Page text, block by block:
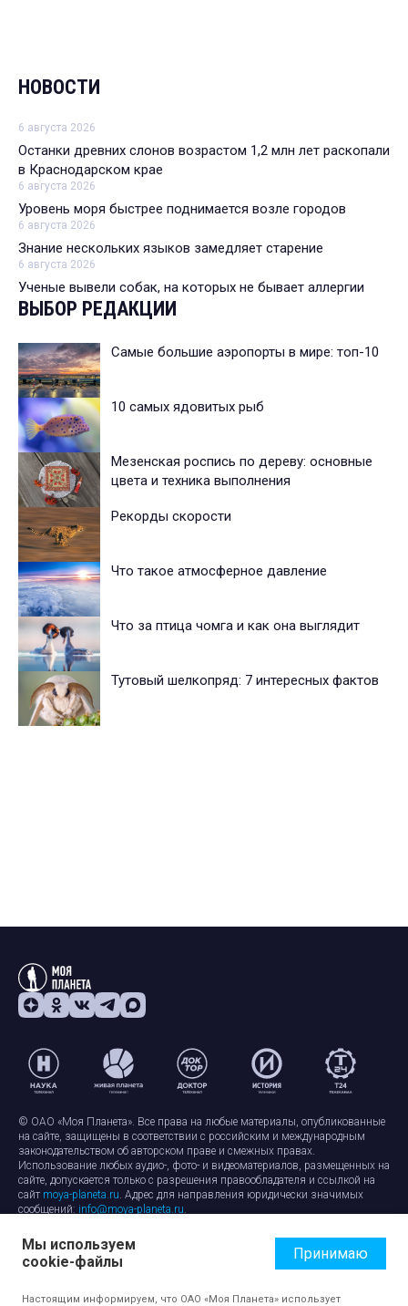
НОВОСТИ
6 августа 2026
Останки древних слонов возрастом 1,2 млн лет раскопали
в Краснодарском крае
6 августа 2026
Уровень моря быстрее поднимается возле городов
6 августа 2026
Знание нескольких языков замедляет старение
6 августа 2026
Ученые вывели собак, на которых не бывает аллергии
ВЫБОР РЕДАКЦИИ
Cамые большие аэропорты в мире: топ-10
10 самых ядовитых рыб
Мезенская роспись по дереву: основные
цвета и техника выполнения
Рекорды скорости
Что такое атмосферное давление
Что за птица чомга и как она выглядит
Тутовый шелкопряд: 7 интересных фактов
© ОАО «Моя Планета». Все права на любые материалы, опубликованные
на сайте, защищены в соответствии с российским и международным
законодательством об авторском праве и смежных правах.
Использование любых аудио-, фото- и видеоматериалов, размещенных на
сайте, допускается только с разрешения правообладателя и ссылкой на
сайт moya-planeta.ru. Адрес для направления юридически значимых
сообщений: info@moya-planeta.ru.
Правила сайтаРабота с cookie-файлами
Защита персональных данных
Обработка персональных данных
Мы используем
cookie-файлы
Принимаю
Настоящим информируем, что ОАО «Моя Планета» использует